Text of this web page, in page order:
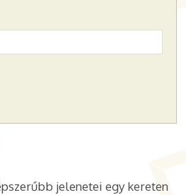
jelenetei egy kereten